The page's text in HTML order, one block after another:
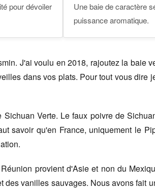
pour dévoiler
Une baie de caractère
puissance aromatique.
J'ai voulu en 2018, rajoutez la baie
dans vos plats. Pour tout vous dire
Verte. Le faux poivre de
savoir qu'en France, uniquement le
provient d'Asie et non du
vanilles sauvages. Nous avons fait